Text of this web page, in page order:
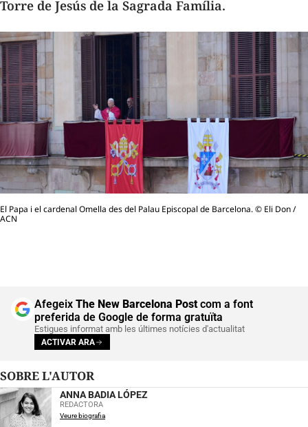
Torre de Jesús de la Sagrada Família.
El Papa i el cardenal Omella des del Palau Episcopal de Barcelona. © Eli Don /
ACN
Afegeix The New Barcelona Postcom a font
preferida de Google de forma gratuïta
Estigues informat amb les últimes notícies d'actualitat
ACTIVAR ARA
SOBRE L'AUTOR
ANNA BADIA LÓPEZ
REDACTORA
Veure biografia